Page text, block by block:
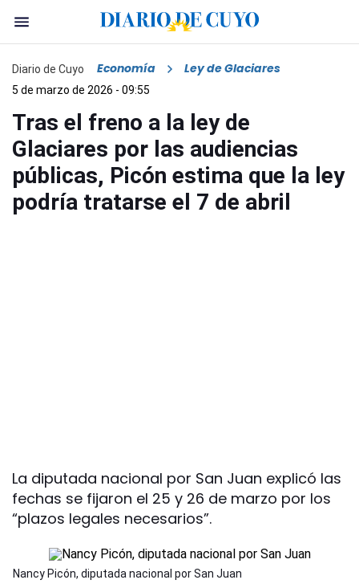
Diario de Cuyo Economía Ley de Glaciares
5 de marzo de 2026 - 09:55
Tras el freno a la ley de
Glaciares por las audiencias
públicas, Picón estima que la ley
podría tratarse el 7 de abril
La diputada nacional por San Juan explicó las
fechas se fijaron el 25 y 26 de marzo por los
“plazos legales necesarios”.
Nancy Picón, diputada nacional por San Juan